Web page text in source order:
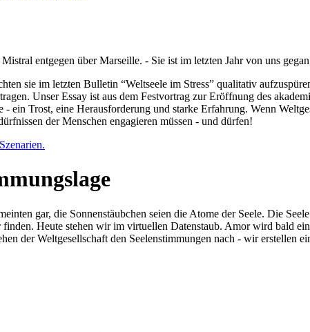
entgegen über Marseille. - Sie ist im letzten Jahr von uns
sie im letzten Bulletin “Weltseele im Stress” qualitativ
Unser Essay ist aus dem Festvortrag zur Eröffnung des
Trost, eine Herausforderung und starke Erfahrung. Wenn
der Menschen engagieren müssen - und dürfen!
gar, die Sonnenstäubchen seien die Atome der Seele. Die
Heute stehen wir im virtuellen Datenstaub. Amor wird bald
der Weltgesellschaft den Seelenstimmungen nach - wir erstellen